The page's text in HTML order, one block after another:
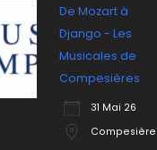
De Mozart à
Django - Les
Musicales de
Compesières
31 Mai 26